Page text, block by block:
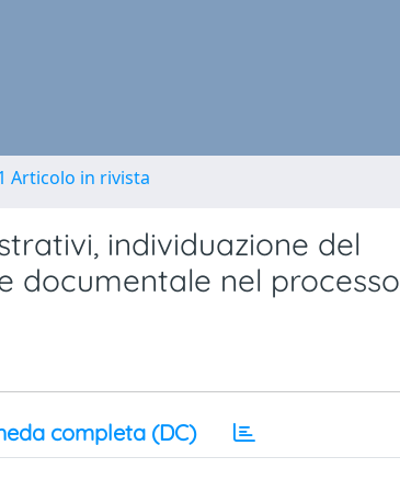
Articolo in rivista
individuazione del
documentale nel processo
completa (DC)